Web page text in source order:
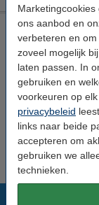
ons aanbod en
verbeteren en
zoveel mogelijk
laten passen. In
gebruiken en
voorkeuren op
privacybeleid
links naar beide
accepteren om
gebruiken we
technieken.
Laserprinter